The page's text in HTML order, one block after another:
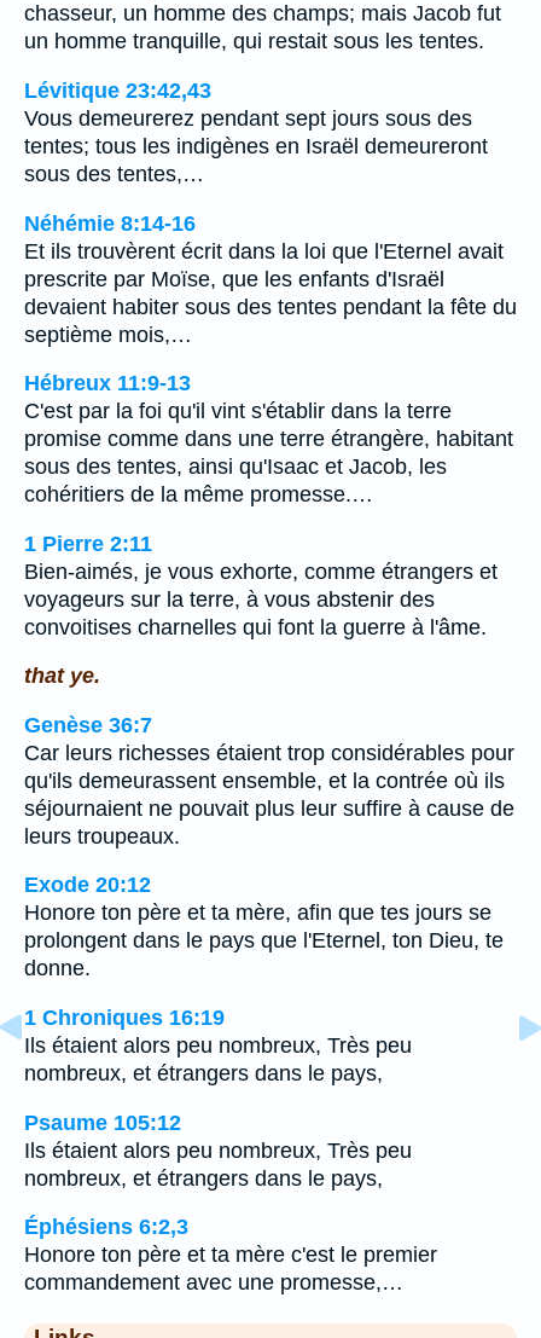
chasseur, un homme des champs; mais Jacob fut
un homme tranquille, qui restait sous les tentes.
Lévitique 23:42,43
Vous demeurerez pendant sept jours sous des
tentes; tous les indigènes en Israël demeureront
sous des tentes,…
Néhémie 8:14-16
Et ils trouvèrent écrit dans la loi que l'Eternel avait
prescrite par Moïse, que les enfants d'Israël
devaient habiter sous des tentes pendant la fête du
septième mois,…
Hébreux 11:9-13
C'est par la foi qu'il vint s'établir dans la terre
promise comme dans une terre étrangère, habitant
sous des tentes, ainsi qu'Isaac et Jacob, les
cohéritiers de la même promesse.…
1 Pierre 2:11
Bien-aimés, je vous exhorte, comme étrangers et
voyageurs sur la terre, à vous abstenir des
convoitises charnelles qui font la guerre à l'âme.
that ye.
Genèse 36:7
Car leurs richesses étaient trop considérables pour
qu'ils demeurassent ensemble, et la contrée où ils
séjournaient ne pouvait plus leur suffire à cause de
leurs troupeaux.
Exode 20:12
Honore ton père et ta mère, afin que tes jours se
prolongent dans le pays que l'Eternel, ton Dieu, te
donne.
1 Chroniques 16:19
Ils étaient alors peu nombreux, Très peu
nombreux, et étrangers dans le pays,
Psaume 105:12
Ils étaient alors peu nombreux, Très peu
nombreux, et étrangers dans le pays,
Éphésiens 6:2,3
Honore ton père et ta mère c'est le premier
commandement avec une promesse,…